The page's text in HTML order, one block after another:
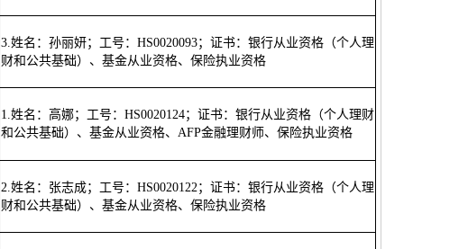
3.姓名：孙丽妍；工号：HS0020093；证书：银行从业资格（个人理
财和公共基础）、基金从业资格、保险执业资格
1.姓名：高娜；工号：HS0020124；证书：银行从业资格（个人理财
和公共基础）、基金从业资格、AFP金融理财师、保险执业资格
2.姓名：张志成；工号：HS0020122；证书：银行从业资格（个人理
财和公共基础）、基金从业资格、保险执业资格